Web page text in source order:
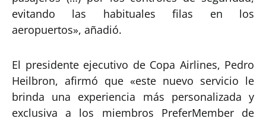
evitando las habituales filas en los
aeropuertos», añadió.
El presidente ejecutivo de Copa Airlines, Pedro
Heilbron, afirmó que «este nuevo servicio le
brinda una experiencia más personalizada y
exclusiva a los miembros PreferMember de